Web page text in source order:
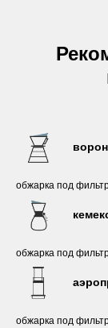
обжарка под
обжарка под
обжарка под